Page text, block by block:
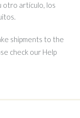
otro artículo, los
shipments to the
check our Help